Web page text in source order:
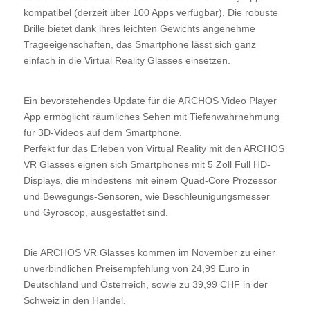
kompatibel (derzeit über 100 Apps verfügbar). Die robuste
Brille bietet dank ihres leichten Gewichts angenehme
Trageeigenschaften, das Smartphone lässt sich ganz
einfach in die Virtual Reality Glasses einsetzen.
Ein bevorstehendes Update für die ARCHOS Video Player
App ermöglicht räumliches Sehen mit Tiefenwahrnehmung
für 3D-Videos auf dem Smartphone.
Perfekt für das Erleben von Virtual Reality mit den ARCHOS
VR Glasses eignen sich Smartphones mit 5 Zoll Full HD-
Displays, die mindestens mit einem Quad-Core Prozessor
und Bewegungs-Sensoren, wie Beschleunigungsmesser
und Gyroscop, ausgestattet sind.
Die ARCHOS VR Glasses kommen im November zu einer
unverbindlichen Preisempfehlung von 24,99 Euro in
Deutschland und Österreich, sowie zu 39,99 CHF in der
Schweiz in den Handel.